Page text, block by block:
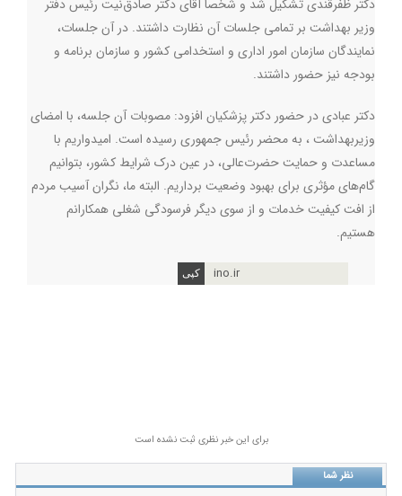
دکتر ظفرقندی تشکیل شد و شخصاً آقای دکتر صادق‌نیت رئیس دفتر
وزیر بهداشت بر تمامی جلسات آن نظارت داشتند. در آن جلسات،
نمایندگان سازمان امور اداری و استخدامی کشور و سازمان برنامه و
بودجه نیز حضور داشتند.
دکتر عبادی در حضور دکتر پزشکیان افزود: مصوبات آن جلسه، با امضای
وزیربهداشت ، به محضر رئیس جمهوری رسیده است. امیدواریم با
مساعدت و حمایت حضرت‌عالی، در عین درک شرایط کشور، بتوانیم
گام‌های مؤثری برای بهبود وضعیت برداریم. البته ما، نگران آسیب مردم
از افت کیفیت خدمات و از سوی دیگر فرسودگی شغلی همکارانم
هستیم.
ino.ir
برای این خبر نظری ثبت نشده است
نظر شما